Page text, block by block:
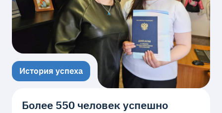
История успеха
Более 550 человек успешно